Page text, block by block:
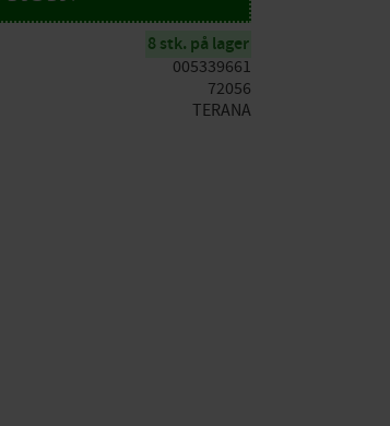
8 stk. på lager
005339661
72056
TERANA